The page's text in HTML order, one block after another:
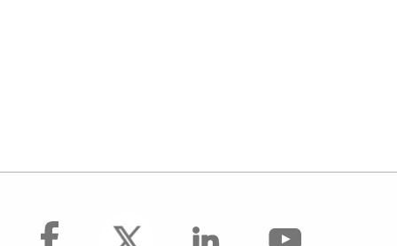
facebook